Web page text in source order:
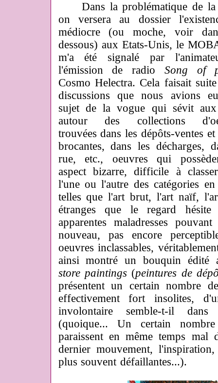
Dans la problématique de la
on versera au dossier
médiocre (ou moche, voir
dessous) aux Etats-Unis, le
m'a été signalé par
l'émission de radio Song of
Cosmo Helectra. Cela faisait
discussions que nous avions
sujet de la vogue qui sévit
autour des collections
trouvées dans les dépôts-ventes et
brocantes, dans les décharges,
rue, etc., oeuvres qui
aspect bizarre, difficile à
l'une ou l'autre des catégories en
telles que l'art brut, l'art naïf,
étranges que le regard
apparentes maladresses
nouveau, pas encore
oeuvres inclassables,
ainsi montré un bouquin
store paintings(peintures de
présentent un certain nombre
effectivement fort insolites,
involontaire semble-t-il dans
(quoique... Un certain
paraissent en même temps mal
dernier mouvement,
plus souvent défaillantes...).